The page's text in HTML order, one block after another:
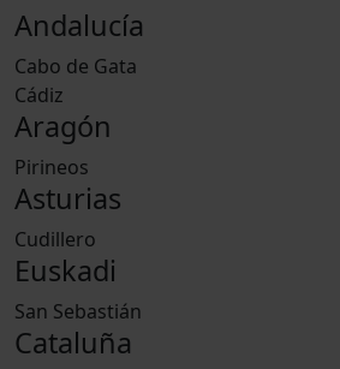
Andalucía
Cabo de Gata
Cádiz
Aragón
Pirineos
Asturias
Cudillero
Euskadi
San Sebastián
Cataluña